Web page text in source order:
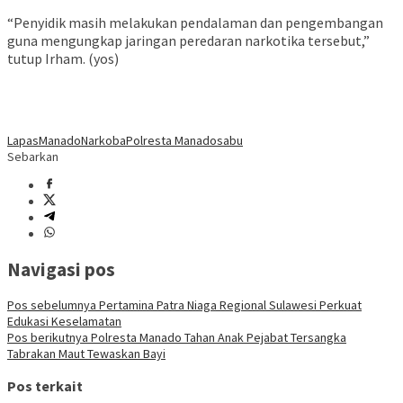
“Penyidik masih melakukan pendalaman dan pengembangan
guna mengungkap jaringan peredaran narkotika tersebut,”
tutup Irham. (yos)
LapasManadoNarkobaPolresta Manadosabu
Sebarkan
Navigasi pos
Pos sebelumnya Pertamina Patra Niaga Regional Sulawesi Perkuat
Edukasi Keselamatan
Pos berikutnya Polresta Manado Tahan Anak Pejabat Tersangka
Tabrakan Maut Tewaskan Bayi
Pos terkait